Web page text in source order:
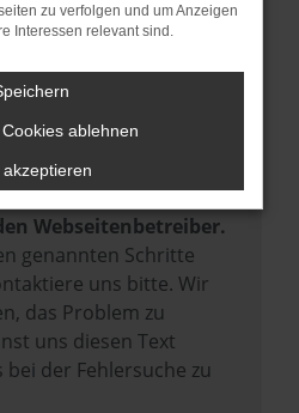
dein Browser und dein
dem neuesten Stand
birgt nicht nur ein
sondern kann auch dazu
Funktionen nicht
werden.
Webseitenbetreiber.
genannten Schritte
uns bitte. Wir
das Problem zu
uns diesen Text
der Fehlersuche zu
zu verfolgen und um Anzeigen
Interessen relevant sind.
ablehnen
akzeptieren